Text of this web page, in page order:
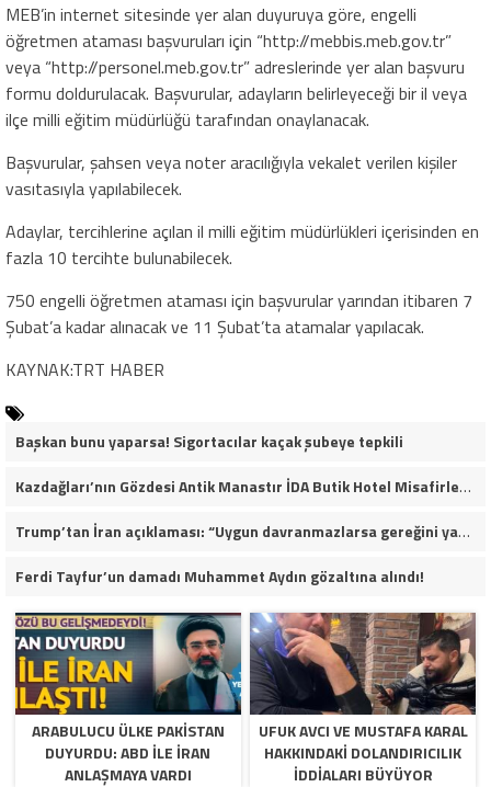
MEB’in internet sitesinde yer alan duyuruya göre, engelli
öğretmen ataması başvuruları için “http://mebbis.meb.gov.tr”
veya “http://personel.meb.gov.tr” adreslerinde yer alan başvuru
formu doldurulacak. Başvurular, adayların belirleyeceği bir il veya
ilçe milli eğitim müdürlüğü tarafından onaylanacak.
Başvurular, şahsen veya noter aracılığıyla vekalet verilen kişiler
vasıtasıyla yapılabilecek.
Adaylar, tercihlerine açılan il milli eğitim müdürlükleri içerisinden en
fazla 10 tercihte bulunabilecek.
750 engelli öğretmen ataması için başvurular yarından itibaren 7
Şubat’a kadar alınacak ve 11 Şubat’ta atamalar yapılacak.
KAYNAK:TRT HABER
Başkan bunu yaparsa! Sigortacılar kaçak şubeye tepkili
Kazdağları’nın Gözdesi Antik Manastır İDA Butik Hotel Misafirlerinden Tam Not Alıyor
Trump’tan İran açıklaması: “Uygun davranmazlarsa gereğini yaparım”
Ferdi Tayfur’un damadı Muhammet Aydın gözaltına alındı!
ARABULUCU ÜLKE PAKISTAN
DUYURDU: ABD ILE İRAN
ANLAŞMAYA VARDI
UFUK AVCI VE MUSTAFA KARAL
HAKKINDAKI DOLANDIRICILIK
İDDIALARI BÜYÜYOR